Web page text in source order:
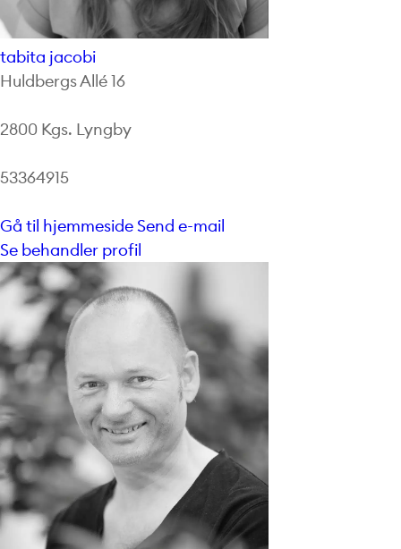
tabita jacobi
Huldbergs Allé 16
2800 Kgs. Lyngby
53364915
Gå til hjemmesideSend e-mail
Se behandler profil